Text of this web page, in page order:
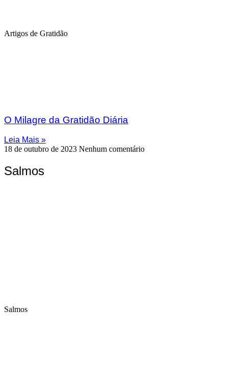
Artigos de Gratidão
O Milagre da Gratidão Diária
Leia Mais »
18 de outubro de 2023 Nenhum comentário
Salmos
Salmos